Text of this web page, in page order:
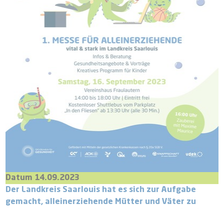
Datum 14.09.2023
Der Landkreis Saarlouis hat es sich zur Aufgabe
gemacht, alleinerziehende Mütter und Väter zu